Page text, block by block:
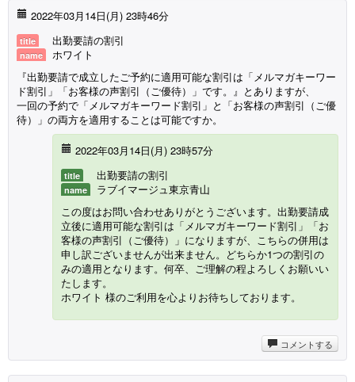
2022年03月14日(月) 23時46分
title 出勤要請の割引
name
ホワイト
『出勤要請で成立したご予約に適用可能な割引は「メルマガキーワー
ド割引」「お客様の声割引（ご優待）」です。』とありますが、
一回の予約で「メルマガキーワード割引」と「お客様の声割引（ご優
待）」の両方を適用することは可能ですか。
2022年03月14日(月) 23時57分
title 出勤要請の割引
name
ラブイマージュ東京青山
この度はお問い合わせありがとうございます。出勤要請成
立後に適用可能な割引は「メルマガキーワード割引」「お
客様の声割引（ご優待）」になりますが、こちらの併用は
申し訳ございませんが出来ません。どちらか1つの割引の
みの適用となります。何卒、ご理解の程よろしくお願いい
たします。
ホワイト 様のご利用を心よりお待ちしております。
コメントする